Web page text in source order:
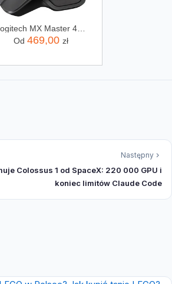
Logitech MX Master 4 Czarny (910007577)
Od 469,00 zł
Następny
Colossus 1 od SpaceX: 220 000 GPU i
koniec limitów Claude Code